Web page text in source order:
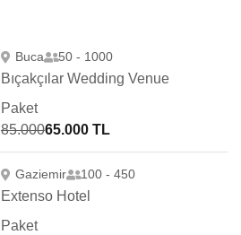
Buca 50 - 1000
Bıçakçılar Wedding Venue
Paket
85.00065.000 TL
Gaziemir 100 - 450
Extenso Hotel
Paket